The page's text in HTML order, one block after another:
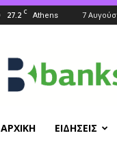
27.2 C Athens 7
ΑΡΧΙΚΗ ΕΙΔΗΣΕΙΣ